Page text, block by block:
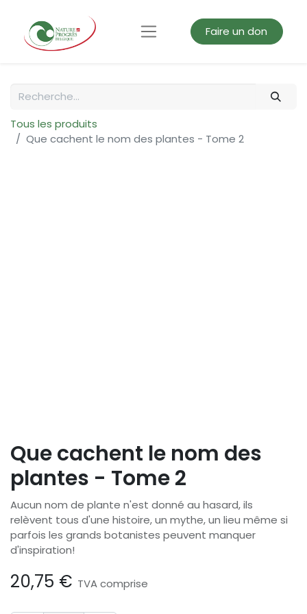
Faire un don
Tous les produits
Que cachent le nom des plantes - Tome 2
Que cachent le nom des
plantes - Tome 2
Aucun nom de plante n'est donné au hasard, ils
relèvent tous d'une histoire, un mythe, un lieu même si
parfois les grands botanistes peuvent manquer
d'inspiration!
20,75 € TVA comprise